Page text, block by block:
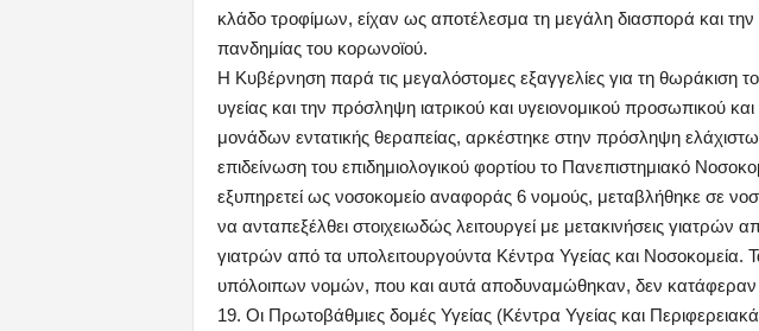
κλάδο τροφίμων, είχαν ως αποτέλεσμα τη μεγάλη διασπορά και
πανδημίας του κορωνοϊού.
Η Κυβέρνηση παρά τις μεγαλόστομες εξαγγελίες για τη θωράκιση
υγείας και την πρόσληψη ιατρικού και υγειονομικού προσωπικού
μονάδων εντατικής θεραπείας, αρκέστηκε στην πρόσληψη
επιδείνωση του επιδημιολογικού φορτίου το Πανεπιστημιακό
εξυπηρετεί ως νοσοκομείο αναφοράς 6 νομούς, μεταβλήθηκε σε
να ανταπεξέλθει στοιχειωδώς λειτουργεί με μετακινήσεις γιατρών
γιατρών από τα υπολειτουργούντα Κέντρα Υγείας και Νοσοκομεία.
υπόλοιπων νομών, που και αυτά αποδυναμώθηκαν, δεν κατάφεραν
19. Οι Πρωτοβάθμιες δομές Υγείας (Κέντρα Υγείας και